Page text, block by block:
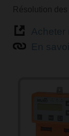
Résolution